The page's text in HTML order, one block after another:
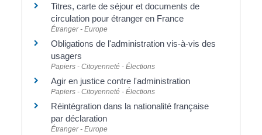
Titres, carte de séjour et documents de
circulation pour étranger en France
Étranger - Europe
Obligations de l'administration vis-à-vis des
usagers
Papiers - Citoyenneté - Élections
Agir en justice contre l'administration
Papiers - Citoyenneté - Élections
Réintégration dans la nationalité française
par déclaration
Étranger - Europe